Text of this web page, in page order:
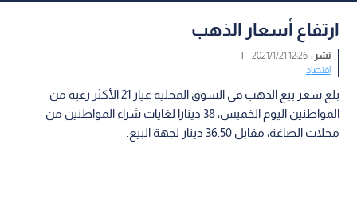
ارتفاع أسعار الذهب
نشر :12:26 2021/1/21
|
اقتصاد
بلغ سعر بيع الذهب في السوق المحلية عيار 21 الأكثر رغبة من
المواطنين اليوم الخميس، 38 دينارا لغايات شراء المواطنين من
محلات الصاغة، مقابل 36.50 دينار لجهة البيع.